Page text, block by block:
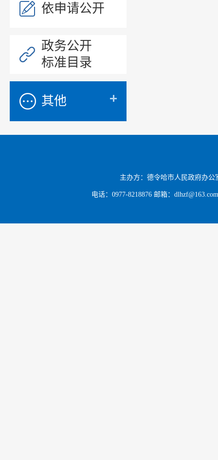
依申请公开
政务公开
标准目录
其他
主办方：德令哈市人民政府办
电话：0977-8218876 邮箱：